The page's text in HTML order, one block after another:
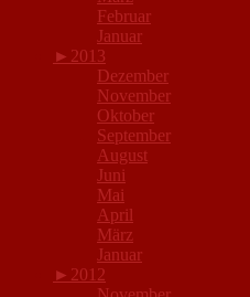
Februar
Januar
► 2013
Dezember
November
Oktober
September
August
Juni
Mai
April
März
Januar
► 2012